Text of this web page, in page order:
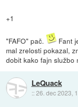
+1
"FAFO" pač.
Fant
mal zrelosti pokazal,
dobit kako fajn službo
LeQuack
::26. dec 2023,